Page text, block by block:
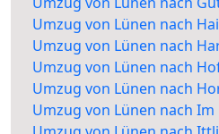
Umzug von Lünen nach
Umzug von Lünen nach
Umzug von Lünen nach
Umzug von Lünen nach
Umzug von Lünen nach